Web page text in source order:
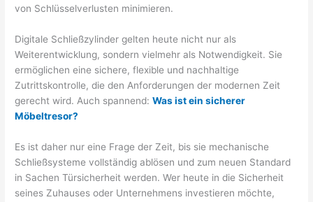
von Schlüsselverlusten minimieren.
Digitale Schließzylinder gelten heute nicht nur als
Weiterentwicklung, sondern vielmehr als Notwendigkeit. Sie
ermöglichen eine sichere, flexible und nachhaltige
Zutrittskontrolle, die den Anforderungen der modernen Zeit
gerecht wird. Auch spannend:Was ist ein sicherer
Möbeltresor?
Es ist daher nur eine Frage der Zeit, bis sie mechanische
Schließsysteme vollständig ablösen und zum neuen Standard
in Sachen Türsicherheit werden. Wer heute in die Sicherheit
seines Zuhauses oder Unternehmens investieren möchte,